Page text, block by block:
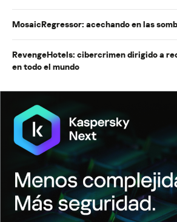
MosaicRegressor: acechando en las
RevengeHotels: cibercrimen dirigido a
en todo el mundo